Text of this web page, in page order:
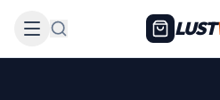
Arama LUST